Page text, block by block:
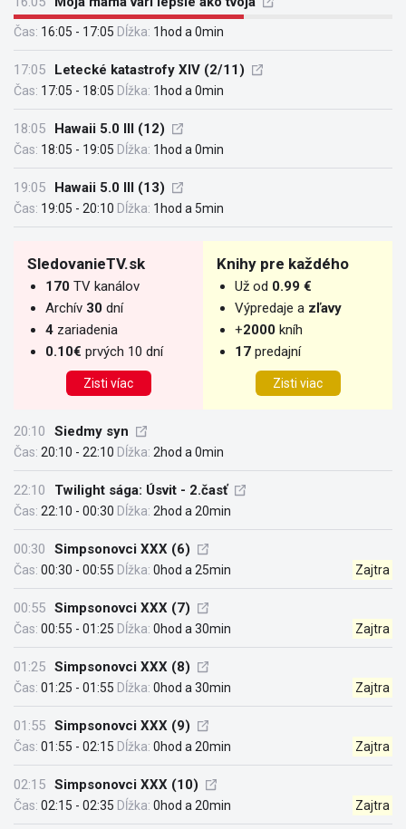
Čas: 16:05 - 17:05 Dĺžka: 1hod a 0min
17:05 Letecké katastrofy XIV (2/11)
Čas: 17:05 - 18:05 Dĺžka: 1hod a 0min
18:05 Hawaii 5.0 III (12)
Čas: 18:05 - 19:05 Dĺžka: 1hod a 0min
19:05 Hawaii 5.0 III (13)
Čas: 19:05 - 20:10 Dĺžka: 1hod a 5min
SledovanieTV.sk
170 TV kanálov
Archív 30 dní
4 zariadenia
0.10€ prvých 10 dní
Zisti víac
Knihy pre každého
Už od 0.99 €
Výpredaje a zľavy
+2000 kníh
17 predajní
Zisti viac
20:10 Siedmy syn
Čas: 20:10 - 22:10 Dĺžka: 2hod a 0min
22:10 Twilight sága: Úsvit - 2.časť
Čas: 22:10 - 00:30 Dĺžka: 2hod a 20min
00:30 Simpsonovci XXX (6)
Čas: 00:30 - 00:55 Dĺžka: 0hod a 25min Zajtra
00:55 Simpsonovci XXX (7)
Čas: 00:55 - 01:25 Dĺžka: 0hod a 30min Zajtra
01:25 Simpsonovci XXX (8)
Čas: 01:25 - 01:55 Dĺžka: 0hod a 30min Zajtra
01:55 Simpsonovci XXX (9)
Čas: 01:55 - 02:15 Dĺžka: 0hod a 20min Zajtra
02:15 Simpsonovci XXX (10)
Čas: 02:15 - 02:35 Dĺžka: 0hod a 20min Zajtra